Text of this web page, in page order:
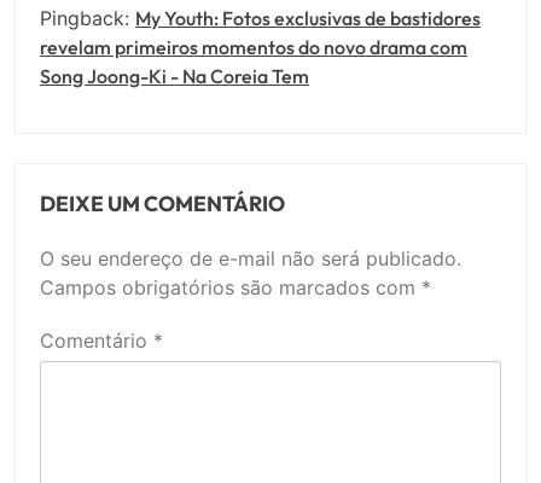
Pingback: My Youth: Fotos exclusivas de bastidores
revelam primeiros momentos do novo drama com
Song Joong-Ki - Na Coreia Tem
DEIXE UM COMENTÁRIO
O seu endereço de e-mail não será publicado.
Campos obrigatórios são marcados com *
Comentário *